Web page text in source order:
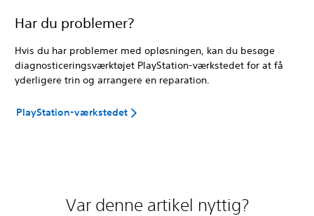
Har du problemer?
Hvis du har problemer med opløsningen, kan du besøge
diagnosticeringsværktøjet PlayStation-værkstedet for at få
yderligere trin og arrangere en reparation.
PlayStation-værkstedet
Var denne artikel nyttig?